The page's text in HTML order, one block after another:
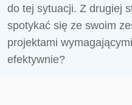
do tej sytuacji. Z drugiej
spotykać się ze swoim
projektami
efektywnie?